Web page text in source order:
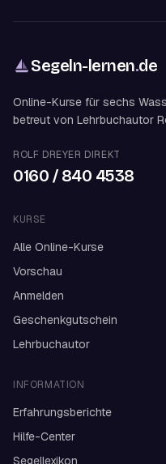
Segeln-lernen.de
Online-Kurse für sechs
betreut von Lehrbuchautor
ROLF DREYER DIREKT
0160 / 840 4538
KURSE
Alle Online-Kurse
Vorschau
Anmelden
Geschenkgutschein
Lehrbuchautor
INFORMATION
Erfahrungsberichte
Hilfe-Center
Segellexikon